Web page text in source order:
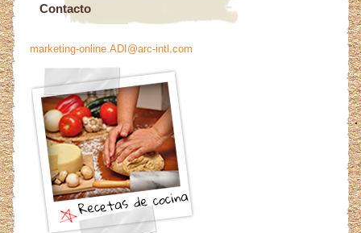
Contacto
marketing-online.ADI@arc-intl.com